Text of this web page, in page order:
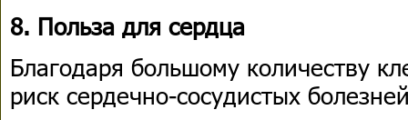
8. Польза для сердца
Благодаря большому количеству
риск сердечно-сосудистых